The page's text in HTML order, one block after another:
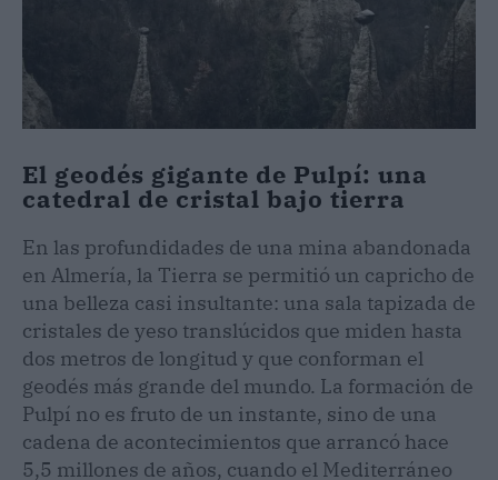
El geodés gigante de Pulpí: una
catedral de cristal bajo tierra
En las profundidades de una mina abandonada
en Almería, la Tierra se permitió un capricho de
una belleza casi insultante: una sala tapizada de
cristales de yeso translúcidos que miden hasta
dos metros de longitud y que conforman el
geodés más grande del mundo. La formación de
Pulpí no es fruto de un instante, sino de una
cadena de acontecimientos que arrancó hace
5,5 millones de años, cuando el Mediterráneo